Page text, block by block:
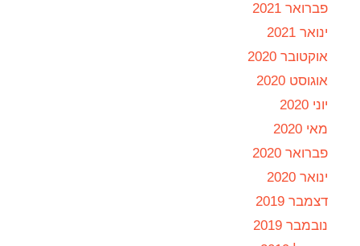
פברואר 2021
ינואר 2021
אוקטובר 2020
אוגוסט 2020
יוני 2020
מאי 2020
פברואר 2020
ינואר 2020
דצמבר 2019
נובמבר 2019